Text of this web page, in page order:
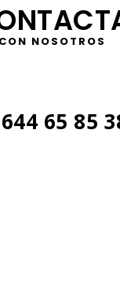
CON NOSOTROS
65 85